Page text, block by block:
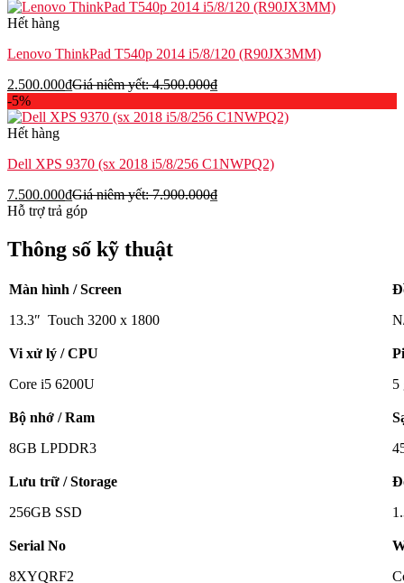
Hết hàng
Lenovo ThinkPad T540p 2014 i5/8/120 (R90JX3MM)
2.500.000₫Giá niêm yết:4.500.000₫
-5%
Hết hàng
Dell XPS 9370 (sx 2018 i5/8/256 C1NWPQ2)
7.500.000₫Giá niêm yết:7.900.000₫
Hỗ trợ trả góp
Thông số kỹ thuật
Màn hình / Screen
13.3″ Touch 3200 x 1800
Vi xử lý / CPU
Core i5 6200U
5
Bộ nhớ / Ram
8GB LPDDR3
Lưu trữ / Storage
256GB SSD
Serial No
8XYQRF2